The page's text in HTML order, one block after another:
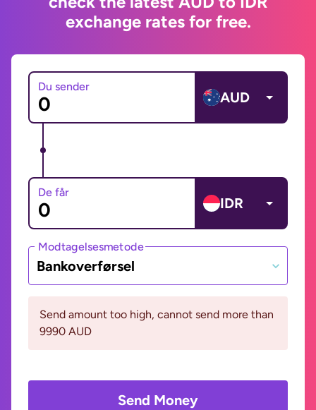
exchange rates for free.
Du sender
AUD
De får
IDR
Modtagelsesmetode
Bankoverførsel
Send amount too high, cannot send more than
9990 AUD
Send Money